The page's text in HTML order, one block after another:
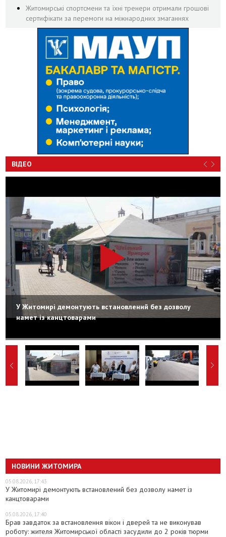
Житомирські спортсмени та їхні тренери отримали грошові
сертифікати за перемоги на міжнародних змаганнях
ВІДЕО
У Житомирі демонтують встановлений без дозволу
намет із канцтоварами
НОВИНИ ЖИТОМИРА
05.08.2026, 17:43
У Житомирі демонтують встановлений без дозволу намет із
канцтоварами
05.08.2026, 17:40
Брав завдаток за встановлення вікон і дверей та не виконував
роботу: жителя Житомирської області засудили до 2 років тюрми